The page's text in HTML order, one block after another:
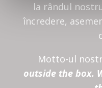
la rândul
încredere,
Motto-ul
outside the box.